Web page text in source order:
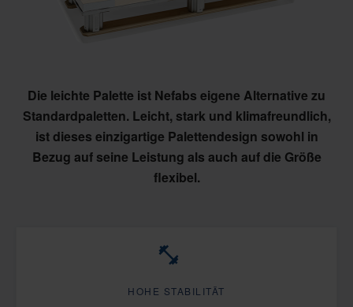
Die leichte Palette ist Nefabs eigene Alternative zu
Standardpaletten. Leicht, stark und klimafreundlich,
ist dieses einzigartige Palettendesign sowohl in
Bezug auf seine Leistung als auch auf die Größe
flexibel.
HOHE STABILITÄT